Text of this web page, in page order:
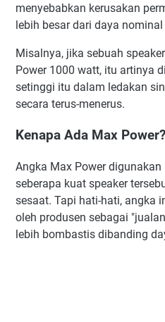
menyebabkan kerusakan
lebih besar dari daya nominal
Misalnya, jika sebuah
Power 1000 watt, itu artinya
setinggi itu dalam ledakan
secara terus-menerus.
Kenapa Ada Max Power?
Angka Max Power
seberapa kuat speaker
sesaat. Tapi hati-hati, angka
oleh produsen sebagai
lebih bombastis dibanding